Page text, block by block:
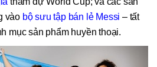
vào bộ sưu tập bán lẻ Messi – tất
mục sản phẩm huyền thoại.